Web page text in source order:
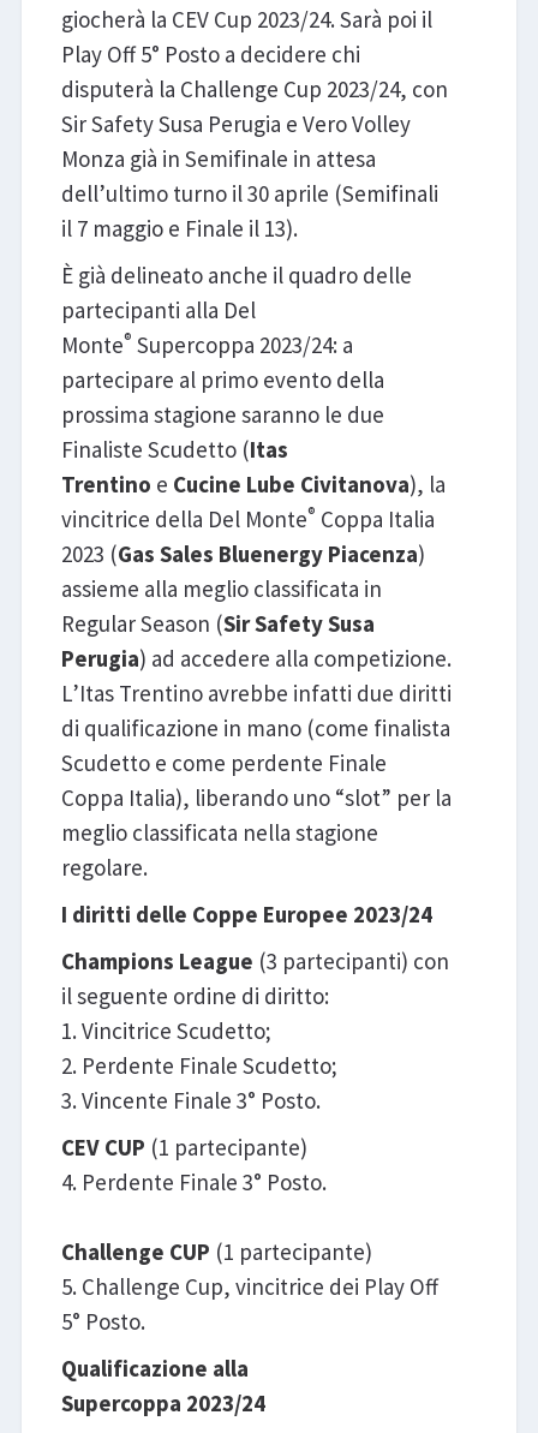
giocherà la CEV Cup 2023/24. Sarà poi il
Play Off 5° Posto a decidere chi
disputerà la Challenge Cup 2023/24, con
Sir Safety Susa Perugia e Vero Volley
Monza già in Semifinale in attesa
dell’ultimo turno il 30 aprile (Semifinali
il 7 maggio e Finale il 13).
È già delineato anche il quadro delle
partecipanti alla Del
Monte® Supercoppa 2023/24: a
partecipare al primo evento della
prossima stagione saranno le due
Finaliste Scudetto (Itas
Trentino e Cucine Lube Civitanova), la
vincitrice della Del Monte® Coppa Italia
2023 (Gas Sales Bluenergy Piacenza)
assieme alla meglio classificata in
Regular Season (Sir Safety Susa
Perugia) ad accedere alla competizione.
L’Itas Trentino avrebbe infatti due diritti
di qualificazione in mano (come finalista
Scudetto e come perdente Finale
Coppa Italia), liberando uno “slot” per la
meglio classificata nella stagione
regolare.
I diritti delle Coppe Europee 2023/24
Champions League (3 partecipanti) con
il seguente ordine di diritto:
1. Vincitrice Scudetto;
2. Perdente Finale Scudetto;
3. Vincente Finale 3° Posto.
CEV CUP (1 partecipante)
4. Perdente Finale 3° Posto.
Challenge CUP (1 partecipante)
5. Challenge Cup, vincitrice dei Play Off
5° Posto.
Qualificazione alla
Supercoppa 2023/24